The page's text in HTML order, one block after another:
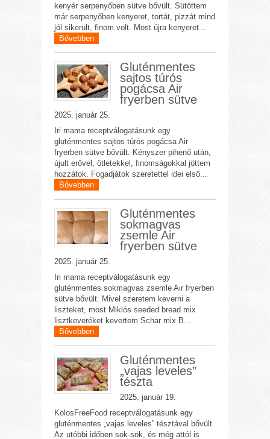
kenyér serpenyőben sütve bővült. Sütöttem
már serpenyőben kenyeret, tortát, pizzát mind
jól sikerült, finom volt. Most újra kenyeret...
Bővebben
Gluténmentes
sajtos túrós
pogácsa Air
fryerben sütve
2025. január 25.
Iri mama receptválogatásunk egy
gluténmentes sajtos túrós pogácsa Air
fryerben sütve bővült. Kényszer pihenő után,
újult erővel, ötletekkel, finomságokkal jöttem
hozzátok. Fogadjátok szeretettel idei első...
Bővebben
Gluténmentes
sokmagvas
zsemle Air
fryerben sütve
2025. január 25.
Iri mama receptválogatásunk egy
gluténmentes sokmagvas zsemle Air fryerben
sütve bővült. Mivel szeretem keverni a
liszteket, most Miklós seeded bread mix
lisztkeveréket kevertem Schar mix B...
Bővebben
Gluténmentes
„vajas leveles”
tészta
2025. január 19.
KolosFreeFood receptválogatásunk egy
gluténmentes „vajas leveles” tésztával bővült.
Az utóbbi időben sok-sok, és még attól is